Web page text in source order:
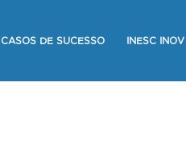
CASOS DE SUCESSO INESC